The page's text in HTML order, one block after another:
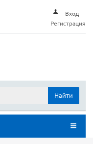
Вход
Регистрация
Найти